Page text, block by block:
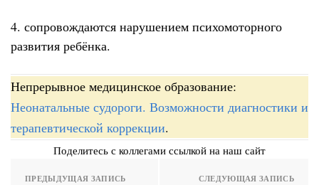
4. сопровождаются нарушением психомоторного
развития ребёнка.
Непрерывное медицинское образование:
Неонатальные судороги. Возможности диагностики и
терапевтической коррекции.
Поделитесь с коллегами ссылкой на наш сайт
ПРЕДЫДУЩАЯ ЗАПИСЬ СЛЕДУЮЩАЯ ЗАПИСЬ